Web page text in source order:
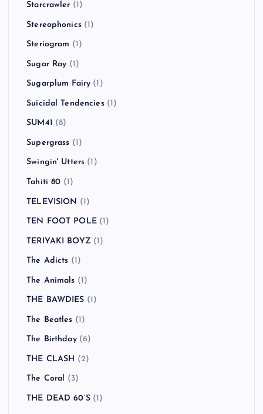
Starcrawler (1)
Stereophonics(1)
Steriogram (1)
Sugar Ray (1)
Sugarplum Fairy (1)
Suicidal Tendencies(1)
SUM41 (8)
Supergrass (1)
Swingin' Utters (1)
Tahiti 80 (1)
TELEVISION (1)
TEN FOOT POLE(1)
TERIYAKI BOYZ(1)
The Adicts (1)
The Animals (1)
THE BAWDIES (1)
The Beatles (1)
The Birthday(6)
THE CLASH (2)
The Coral (3)
THE DEAD 60’S(1)